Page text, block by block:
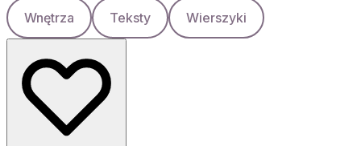
Wnętrza Teksty Wierszyki